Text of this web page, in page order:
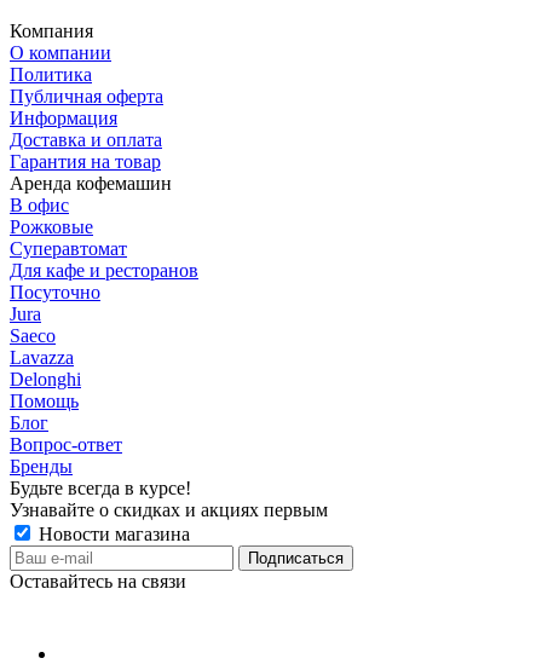
Компания
О компании
Политика
Публичная оферта
Информация
Доставка и оплата
Гарантия на товар
Аренда кофемашин
В офис
Рожковые
Суперавтомат
Для кафе и ресторанов
Посуточно
Jura
Saeco
Lavazza
Delonghi
Помощь
Блог
Вопрос-ответ
Бренды
Будьте всегда в курсе!
Узнавайте о скидках и акциях первым
Новости магазина
Оставайтесь на связи